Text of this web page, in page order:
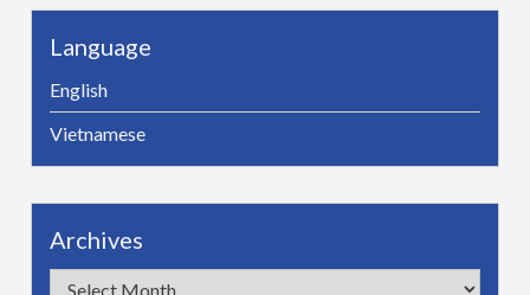
Language
English
Vietnamese
Archives
Archives